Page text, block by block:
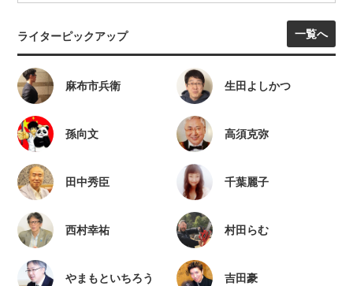
ライターピックアップ 一覧へ
麻布市兵衛 生田よしかつ
孫向文 高須克弥
田中秀臣 千葉麗子
西村幸祐 村田らむ
やまもといちろう 吉田豪